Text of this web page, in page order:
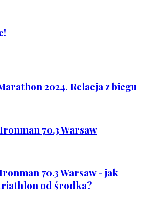
2024. Relacja z biegu
70.3 Warsaw
70.3 Warsaw - jak
od środka?